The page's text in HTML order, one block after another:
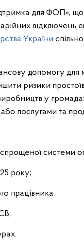
для ФОП»,
відключень
України
допомогу для
ризики
у
послугами та
спрощеної системи
року;
працівника;